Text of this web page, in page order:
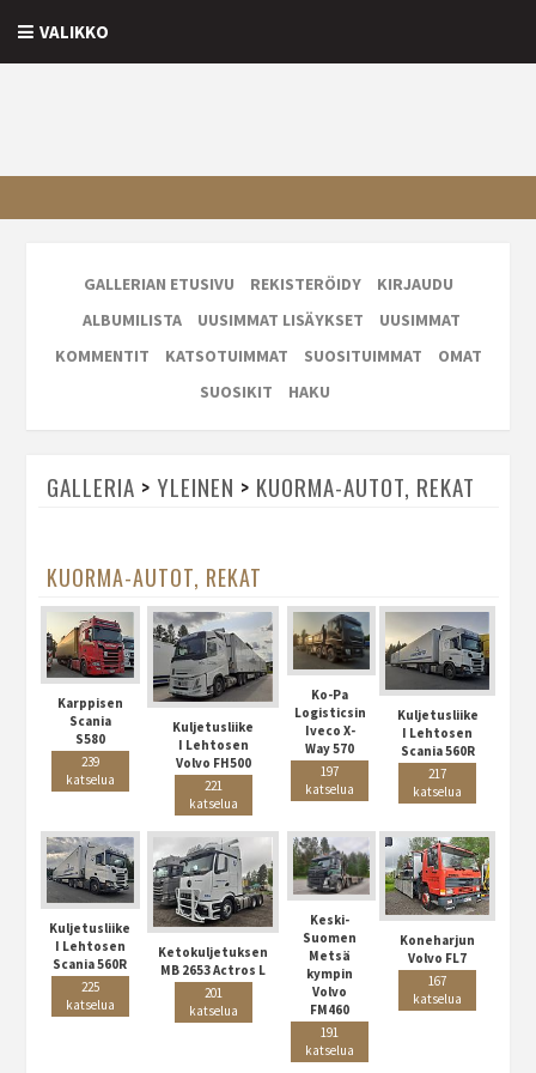
VALIKKO
GALLERIAN ETUSIVU REKISTERÖIDY
KIRJAUDU
ALBUMILISTA
UUSIMMAT LISÄYKSET
UUSIMMAT
KOMMENTIT
KATSOTUIMMAT SUOSITUIMMAT
OMAT
SUOSIKIT
HAKU
GALLERIA > YLEINEN > KUORMA-AUTOT, REKAT
KUORMA-AUTOT, REKAT
Karppisen
Scania
S580
239
katselua
Kuljetusliike
I Lehtosen
Volvo FH500
221
katselua
Ko-Pa
Logisticsin
Iveco X-
Way 570
197
katselua
Kuljetusliike
I Lehtosen
Scania 560R
217
katselua
Kuljetusliike
I Lehtosen
Scania 560R
225
katselua
Ketokuljetuksen
MB 2653 Actros L
201
katselua
Keski-
Suomen
Metsä
kympin
Volvo
FM460
191
katselua
Koneharjun
Volvo FL7
167
katselua